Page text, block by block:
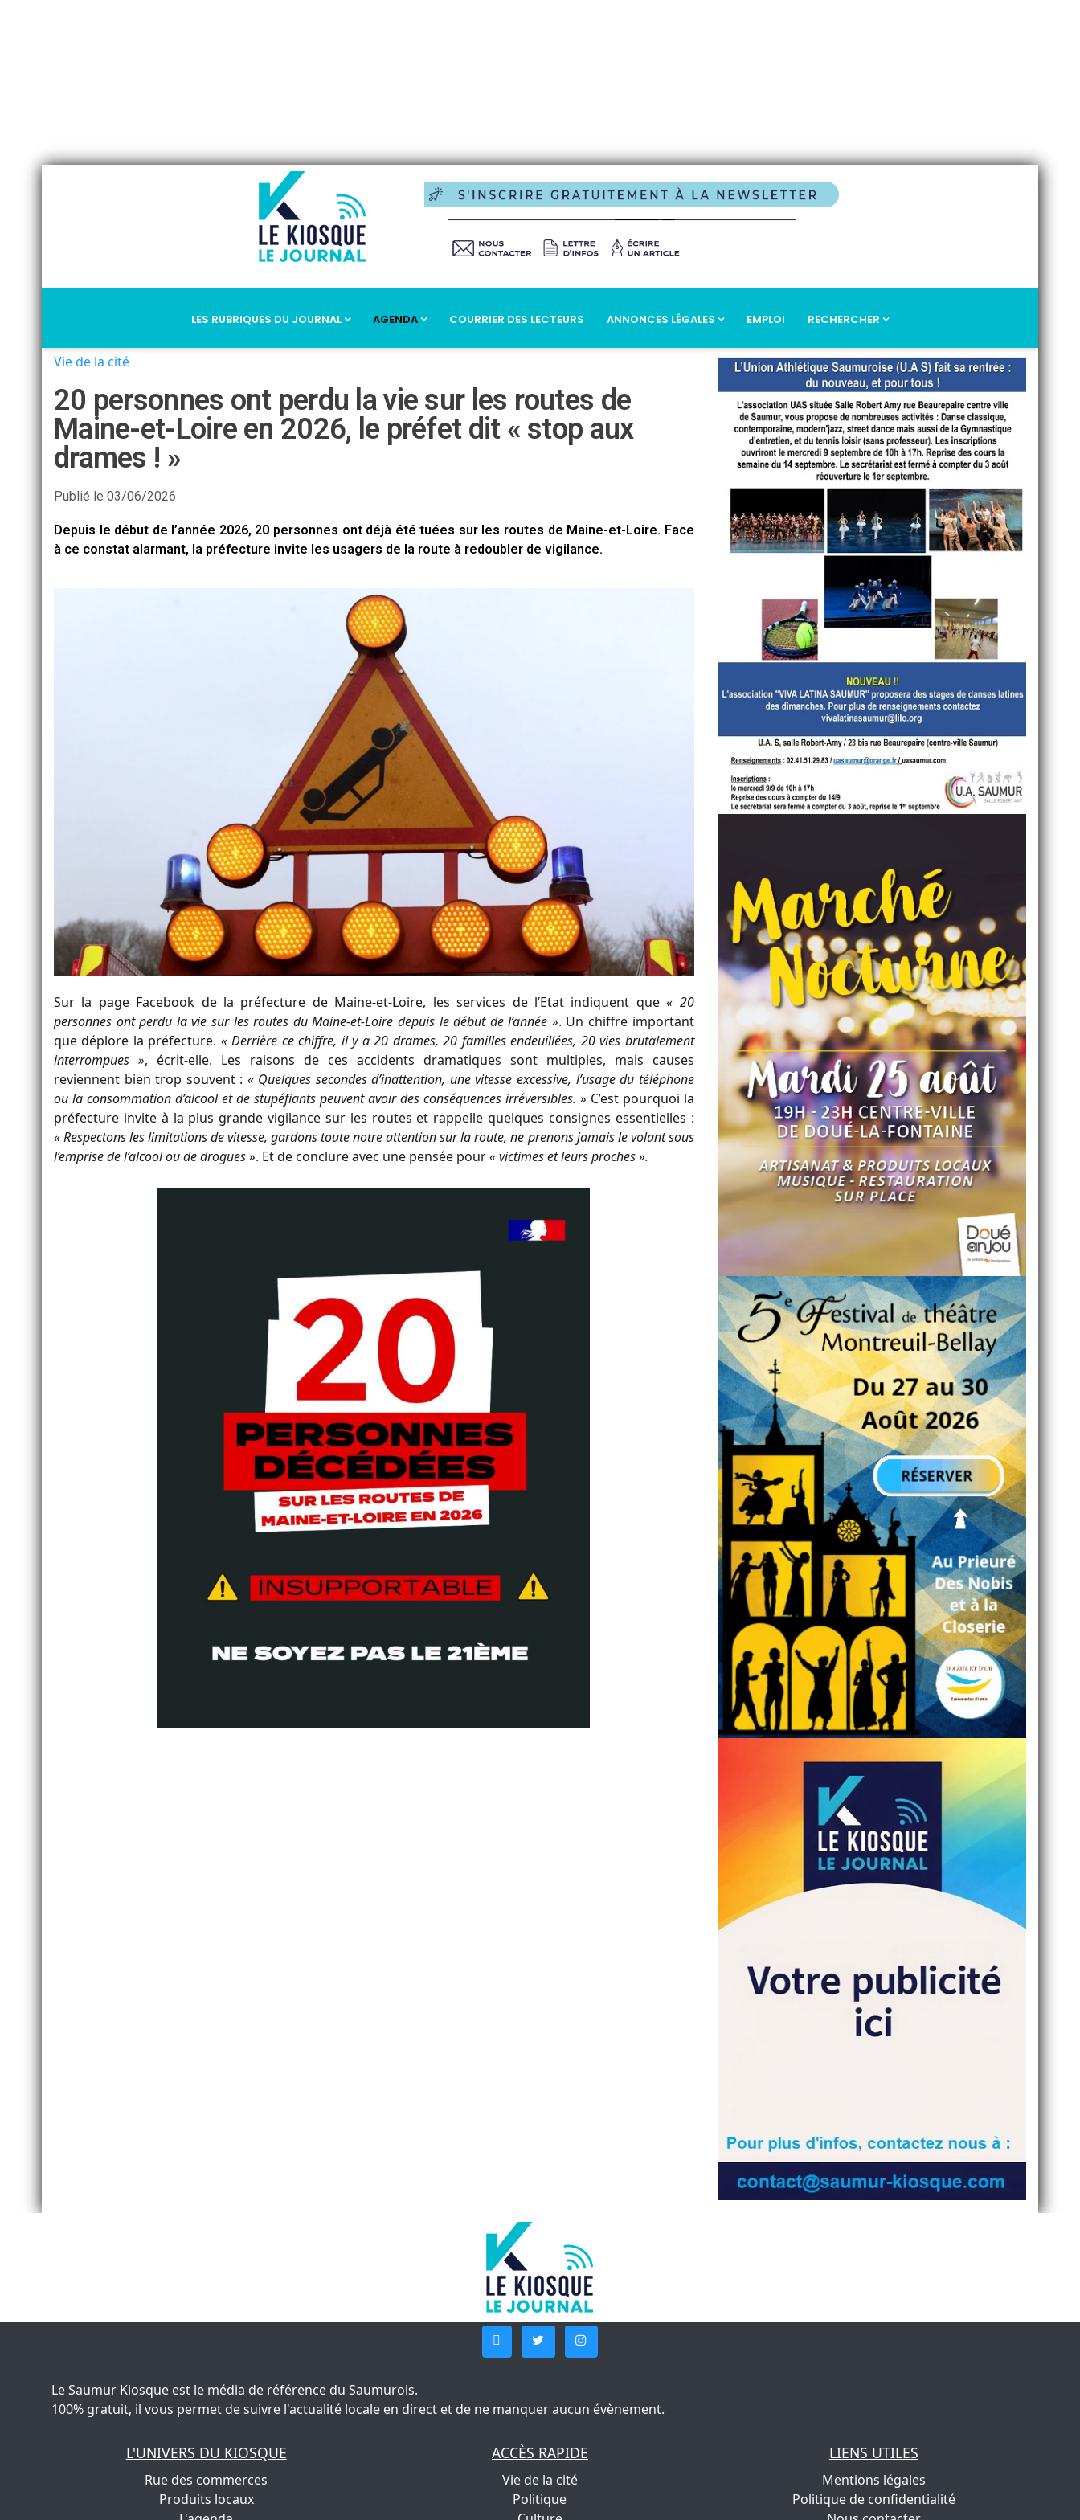
LES RUBRIQUES DU JOURNAL AGENDA COURRIER DES LECTEURS ANNONCES LÉGALES EMPLOI RECHERCHER
Vie de la cité
20 personnes ont perdu la vie sur les routes de
Maine-et-Loire en 2026, le préfet dit « stop aux
drames ! »
Publié le 03/06/2026
Depuis le début de l’année 2026, 20 personnes ont déjà été tuées sur les routes de Maine-et-Loire. Face
à ce constat alarmant, la préfecture invite les usagers de la route à redoubler de vigilance.
Sur la page Facebook de la préfecture de Maine-et-Loire, les services de l’Etat indiquent que« 20
personnes ont perdu la vie sur les routes du Maine-et-Loire depuis le début de l’année ». Un chiffre important
que déplore la préfecture. « Derrière ce chiffre, il y a 20 drames, 20 familles endeuillées, 20 vies brutalement
interrompues », écrit-elle. Les raisons de ces accidents dramatiques sont multiples, mais causes
reviennent bien trop souvent : « Quelques secondes d’inattention, une vitesse excessive, l’usage du téléphone
ou la consommation d’alcool et de stupéfiants peuvent avoir des conséquences irréversibles. » C’est pourquoi la
préfecture invite à la plus grande vigilance sur les routes et rappelle quelques consignes essentielles :
« Respectons les limitations de vitesse, gardons toute notre attention sur la route, ne prenons jamais le volant sous
l’emprise de l’alcool ou de drogues ». Et de conclure avec une pensée pour« victimes et leurs proches ».
Le Saumur Kiosque est le média de référence du Saumurois.
100% gratuit, il vous permet de suivre l'actualité locale en direct et de ne manquer aucun évènement.
L'UNIVERS DU KIOSQUE
Rue des commerces
Produits locaux
ACCÈS RAPIDE
Vie de la cité
Politique
LIENS UTILES
Mentions légales
Politique de confidentialité